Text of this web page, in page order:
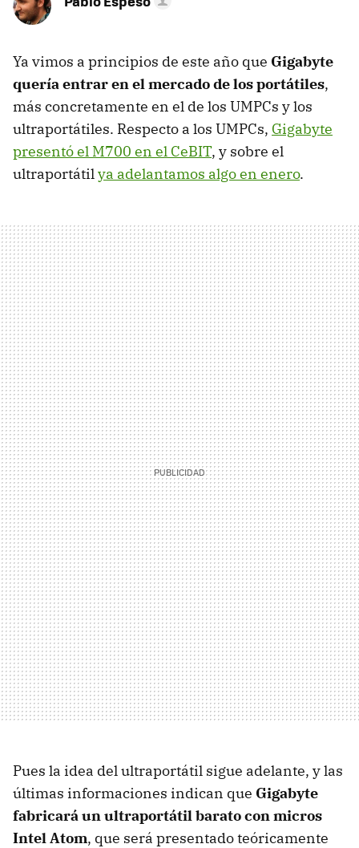
Ya vimos a principios de este año que Gigabyte
quería entrar en el mercado de los portátiles,
más concretamente en el de los UMPCs y los
ultraportátiles. Respecto a los UMPCs, Gigabyte
presentó el M700 en el CeBIT, y sobre el
ultraportátilya adelantamos algo en enero.
Pues la idea del ultraportátil sigue adelante, y las
últimas informaciones indican que Gigabyte
fabricará un ultraportátil barato con micros
Intel Atom, que será presentado teóricamente